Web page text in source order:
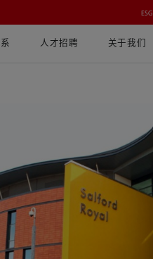
人才招聘 关于我们
ESG